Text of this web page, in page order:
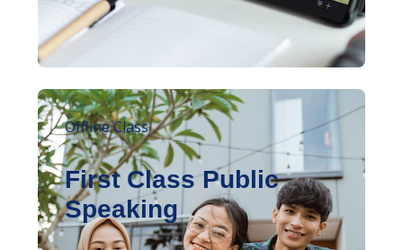
Offline Class
First Class Public
Speaking